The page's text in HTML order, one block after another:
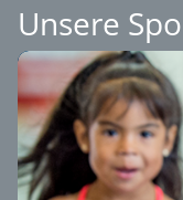
Unsere